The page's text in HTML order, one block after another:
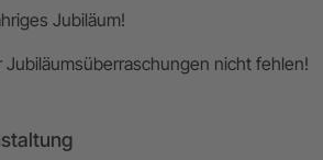
Jubiläum!
Jubiläumsüberraschungen nicht fehlen!